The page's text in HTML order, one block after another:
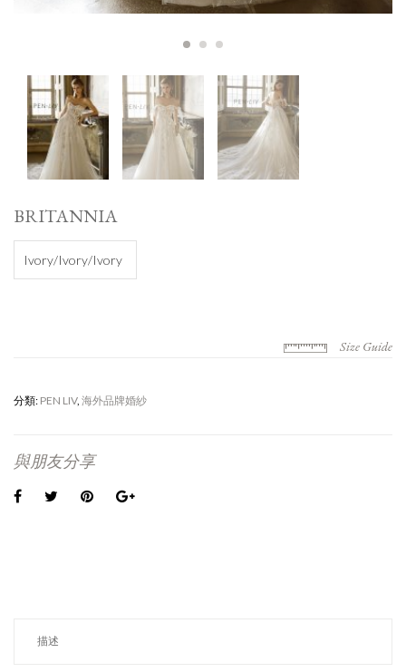
BRITANNIA
Ivory/Ivory/Ivory
Size Guide
分類: PEN LIV, 海外品牌婚紗
與朋友分享
描述